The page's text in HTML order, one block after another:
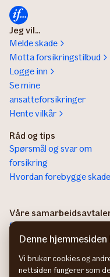
Jeg vil...
Melde skade
Motta forsikringstilbud
Logge inn
Se mine
ansatteforsikringer
Hente vilkår
Råd og tips
Spørsmål og svar om
forsikring
Hvordan forebygge
Våre
Samarbeidsavtaler
Agentregister
Insurance Product
Information
Denne
Vi bruker cookies og
nettsiden fungerer som